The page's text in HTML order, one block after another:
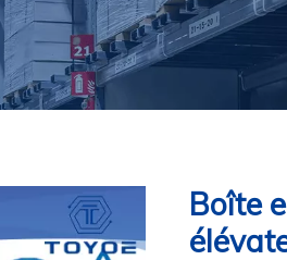
Boîte